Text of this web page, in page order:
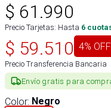
$ 61.990
Precio Tarjetas: Hasta 6
$ 59.510 4% OFF
Precio Transferencia Bancaria
Envío gratis para
Color: Negro